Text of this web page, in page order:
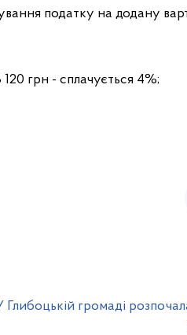
податку на додану
грн - сплачується 4%;
Глибоцькій громаді